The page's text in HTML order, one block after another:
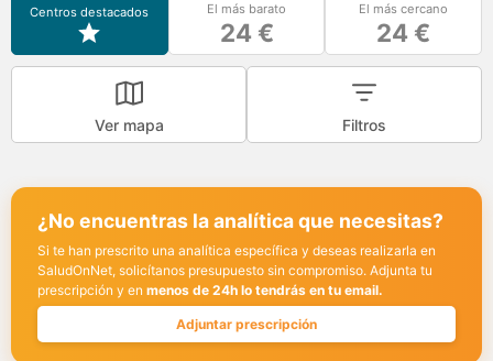
Centros destacados El más barato
24 €
El más cercano
24 €
Ver mapa Filtros
¿No encuentras la analítica que necesitas?
Si te han prescrito una analítica específica y deseas realizarla en
SaludOnNet, solicítanos presupuesto sin compromiso. Adjunta tu
prescripción y en menos de 24h lo tendrás en tu email.
Adjuntar prescripción